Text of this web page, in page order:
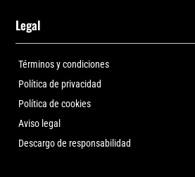
Legal
Términos y condiciones
Política de privacidad
Política de cookies
Aviso legal
Descargo de responsabilidad